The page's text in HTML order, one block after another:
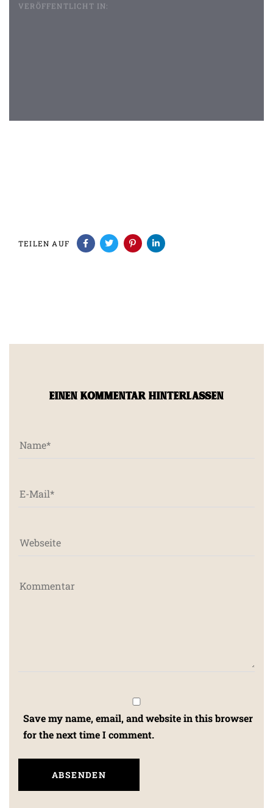
VERÖFFENTLICHT IN:
TEILEN AUF
EINEN KOMMENTAR HINTERLASSEN
Save my name, email, and website in this browser
for the next time I comment.